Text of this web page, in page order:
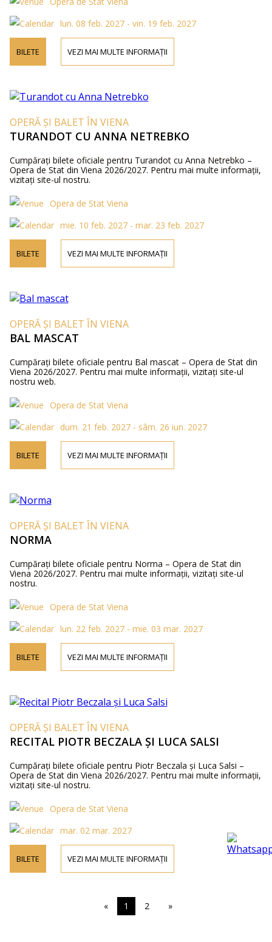
lun. 08 feb. 2027 - vin. 19 feb. 2027
BILETE VEZI MAI MULTE INFORMAȚII
OPERĂ ȘI BALET ÎN VIENA
TURANDOT CU ANNA NETREBKO
Cumpărați bilete oficiale pentru Turandot cu Anna Netrebko –
Opera de Stat din Viena 2026/2027. Pentru mai multe informații,
vizitați site-ul nostru.
Opera de Stat Viena
mie. 10 feb. 2027 - mar. 23 feb. 2027
BILETE VEZI MAI MULTE INFORMAȚII
OPERĂ ȘI BALET ÎN VIENA
BAL MASCAT
Cumpărați bilete oficiale pentru Bal mascat – Opera de Stat din
Viena 2026/2027. Pentru mai multe informații, vizitați site-ul
nostru web.
Opera de Stat Viena
dum. 21 feb. 2027 - sâm. 26 iun. 2027
BILETE VEZI MAI MULTE INFORMAȚII
OPERĂ ȘI BALET ÎN VIENA
NORMA
Cumpărați bilete oficiale pentru Norma – Opera de Stat din
Viena 2026/2027. Pentru mai multe informații, vizitați site-ul
nostru.
Opera de Stat Viena
lun. 22 feb. 2027 - mie. 03 mar. 2027
BILETE VEZI MAI MULTE INFORMAȚII
OPERĂ ȘI BALET ÎN VIENA
RECITAL PIOTR BECZALA ȘI LUCA SALSI
Cumpărați bilete oficiale pentru Piotr Beczala și Luca Salsi –
Opera de Stat din Viena 2026/2027. Pentru mai multe informații,
vizitați site-ul nostru.
Opera de Stat Viena
mar. 02 mar. 2027
BILETE VEZI MAI MULTE INFORMAȚII
« 1 2 »